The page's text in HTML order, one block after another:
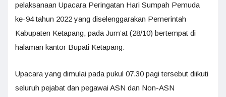
pelaksanaan Upacara Peringatan Hari Sumpah Pemuda
ke-94 tahun 2022 yang diselenggarakan Pemerintah
Kabupaten Ketapang, pada Jum’at (28/10) bertempat di
halaman kantor Bupati Ketapang.
Upacara yang dimulai pada pukul 07.30 pagi tersebut diikuti
seluruh pejabat dan pegawai ASN dan Non-ASN